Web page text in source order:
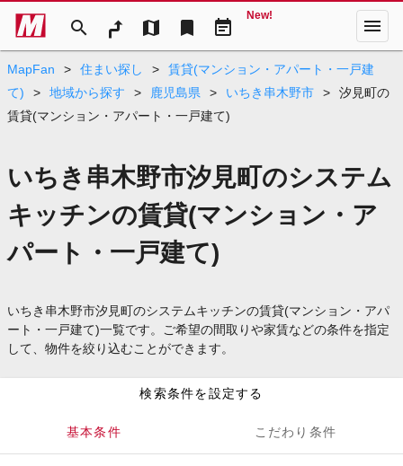
search map bookmark event_note
New! menu
MapFan > 住まい探し >
賃貸(マンション・アパート・一戸建
て)
> 地域から探す > 鹿児島県 > いちき串木野市 >
汐見町の
賃貸(マンション・アパート・一戸建て)
いちき串木野市汐見町のシステム
キッチンの賃貸(マンション・ア
パート・一戸建て)
いちき串木野市汐見町のシステムキッチンの賃貸(マンション・アパ
ート・一戸建て)一覧です。ご希望の間取りや家賃などの条件を指定
して、物件を絞り込むことができます。
検索条件を設定する
基本条件 こだわり条件